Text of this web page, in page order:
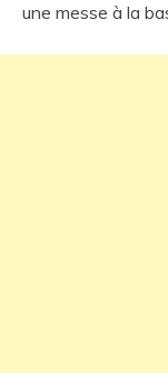
une messe à la